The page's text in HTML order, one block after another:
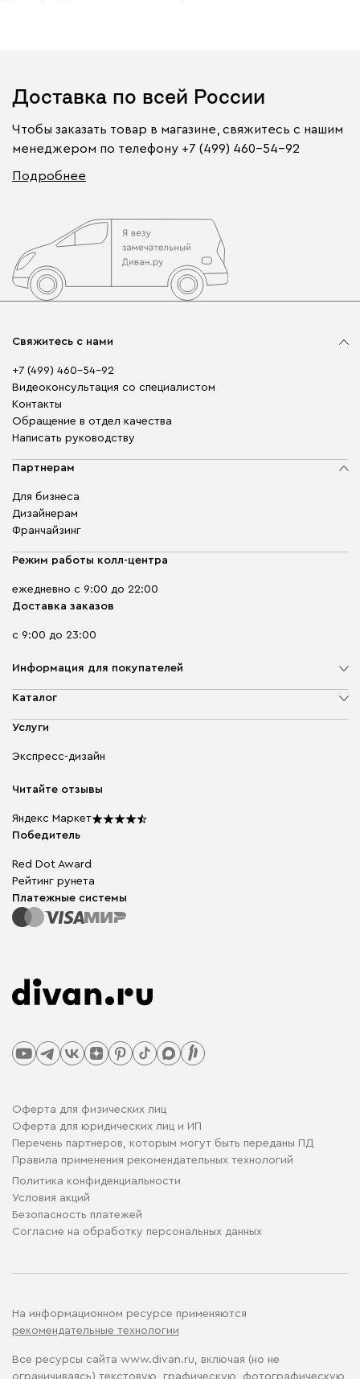
Доставка по всей России
Чтобы заказать товар в магазине, свяжитесь с нашим
менеджером по телефону +7 (499) 460-54-92
Подробнее
Свяжитесь с нами
+7 (499) 460-54-92
Видеоконсультация со специалистом
Контакты
Обращение в отдел качества
Написать руководству
Партнерам
Для бизнеса
Дизайнерам
Франчайзинг
Режим работы колл-центра
ежедневно с 9:00 до 22:00
Доставка заказов
с 9:00 до 23:00
Информация для покупателей
О компании
Доставка и оплата
диван.клуб
Карьера
Подарочные сертификаты
Мы в прессе
Каталог
Мягкая мебель
Бескаркасная мебель
Столы и стулья
Услуги
Экспресс-дизайн
Читайте отзывы
Яндекс Маркет
Победитель
Red Dot Award
Рейтинг рунета
Платежные системы
Оферта для физических лиц
Оферта для юридических лиц и ИП
Перечень партнеров, которым могут быть переданы ПД
Правила применения рекомендательных технологий
Политика конфиденциальности
Условия акций
Безопасность платежей
Cогласие на обработку персональных данных
На информационном ресурсе применяются
рекомендательные технологии
Все ресурсы сайта www.divan.ru, включая (но не